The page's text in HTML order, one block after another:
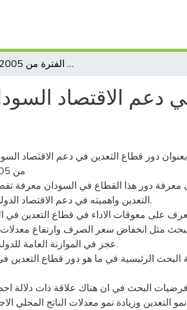
دور قطاع التعدين في دعم الاقتصاد السوداني في الفترة من 2005 الي 2020
الاقتصاد السوداني في
دور قطاع التعدين في دعم الاقتصاد
معرفة دور هذا القطاع في السودان معرفة
التعدين واهميته في دعم الاقتصاد
على معوقات الاداء في قطاع التعدين في
مثل انخفاض سعر الصرف وارتفاع
عجز في الموازنة العامة
البحث الرئيسية في ما هو دور قطاع التعدين
البحث في ان هناك علاقة ذات دلالة
التعدين وزيادة نمو معدلات الناتج المحلي